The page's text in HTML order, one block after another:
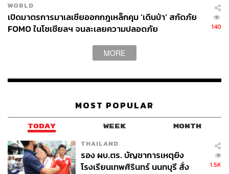
WORLD
เปิดมาตรการมาเลเซียออกกฎเหล็กคุม ‘เดินป่า’ สกัดภัย
FOMO ในโซเชียลฯ จนละเลยความปลอดภัย
140
MORE
MOST POPULAR
TODAY WEEK MONTH
THAILAND
รอง ผบ.ตร. บัญชาการเหตุยิง
โรงเรียนเทพศิรินทร์ นนทบุรี สั่ง
1.5K